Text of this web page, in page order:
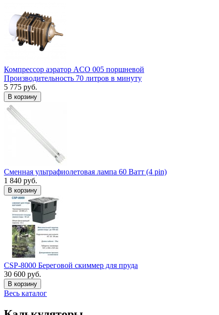
Компрессор аэратор ACO 005 поршневой
Производительность 70 литров в минуту
5 775 руб.
В корзину
Сменная ультрафиолетовая лампа 60 Ватт (4 pin)
1 840 руб.
В корзину
CSP-8000 Береговой скиммер для пруда
30 600 руб.
В корзину
Весь каталог